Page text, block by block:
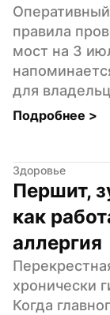
правила
мост на 3
для
Подробнее >
Здоровье
Першит,
как
аллергия
хронически
Когда